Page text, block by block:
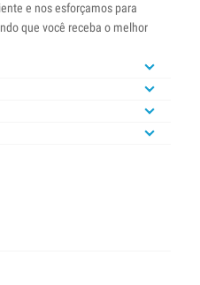
e nos esforçamos para
que você receba o melhor